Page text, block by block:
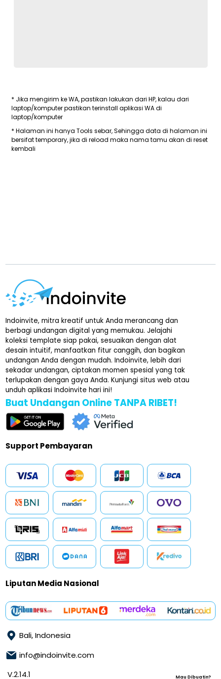
* Jika mengirim ke WA, pastikan lakukan dari HP, kalau dari
laptop/komputer pastikan terinstall aplikasi WA di
laptop/komputer
* Halaman ini hanya Tools sebar, Sehingga data di halaman ini
bersifat temporary, jika di reload maka nama tamu akan di reset
kembali
Indoinvite, mitra kreatif untuk Anda merancang dan
berbagi undangan digital yang memukau. Jelajahi
koleksi template siap pakai, sesuaikan dengan alat
desain intuitif, manfaatkan fitur canggih, dan bagikan
undangan Anda dengan mudah. Indoinvite, lebih dari
sekadar undangan, ciptakan momen spesial yang tak
terlupakan dengan gaya Anda. Kunjungi situs web atau
unduh aplikasi Indoinvite hari ini!
Buat Undangan Online TANPA RIBET!
Support Pembayaran
Liputan Media Nasional
Bali, Indonesia
info@indoinvite.com
V.2.14.1
Mau Dibuatin?